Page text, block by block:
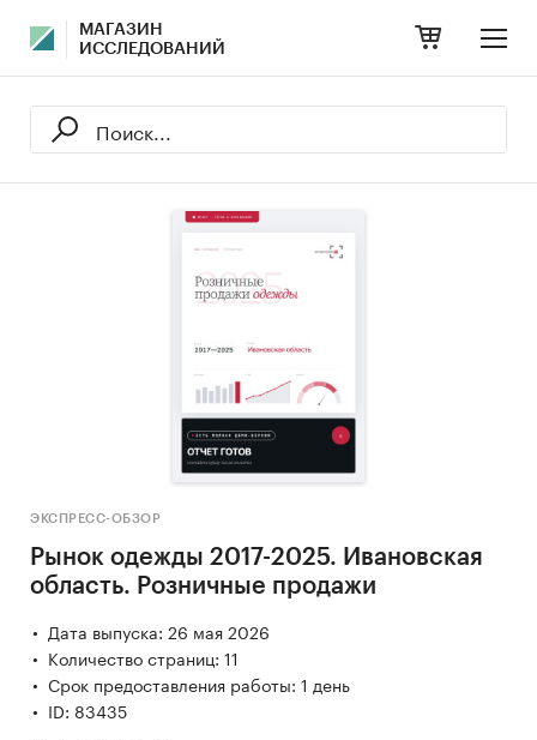
МАГАЗИН
ИССЛЕДОВАНИЙ
ЭКСПРЕСС-ОБЗОР
Рынок одежды 2017-2025. Ивановская
область. Розничные продажи
Дата выпуска: 26 мая 2026
Количество страниц: 11
Срок предоставления работы: 1 день
ID: 83435